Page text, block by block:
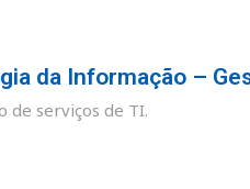
da Informação –
de serviços de TI.